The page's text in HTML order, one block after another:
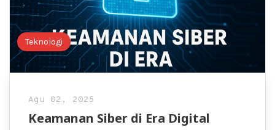
Teknologi
Agu 02, 2025
Keamanan Siber di Era Digital